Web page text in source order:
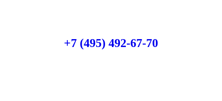
+7 (495) 492-67-70